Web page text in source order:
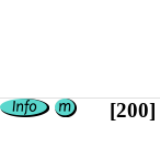
[200]